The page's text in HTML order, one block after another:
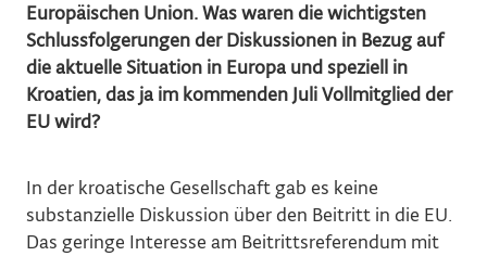
Europäischen Union. Was waren die wichtigsten
Schlussfolgerungen der Diskussionen in Bezug auf
die aktuelle Situation in Europa und speziell in
Kroatien, das ja im kommenden Juli Vollmitglied der
EU wird?
In der kroatische Gesellschaft gab es keine
substanzielle Diskussion über den Beitritt in die EU.
Das geringe Interesse am Beitrittsreferendum mit